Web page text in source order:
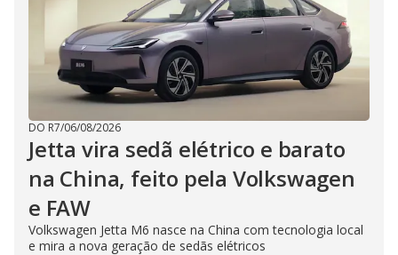
DO R7/06/08/2026
Jetta vira sedã elétrico e barato
na China, feito pela Volkswagen
e FAW
Volkswagen Jetta M6 nasce na China com tecnologia local
e mira a nova geração de sedãs elétricos